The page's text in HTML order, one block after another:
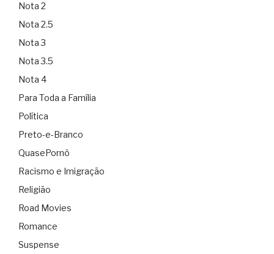
Nota 2
Nota 2.5
Nota 3
Nota 3.5
Nota 4
Para Toda a Família
Política
Preto-e-Branco
QuasePornô
Racismo e Imigração
Religião
Road Movies
Romance
Suspense